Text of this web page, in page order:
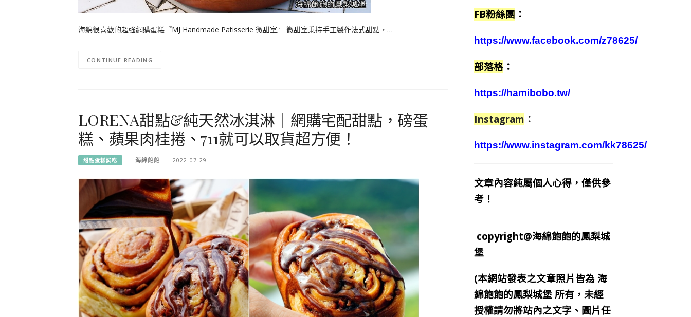
海綿很喜歡的超強網購蛋糕『MJ Handmade Patisserie 微甜室』 微甜室秉持手工製作法式甜點，…
CONTINUE READING
LORENA甜點&純天然冰淇淋｜網購宅配甜點，磅蛋
糕、蘋果肉桂捲、711就可以取貨超方便！
甜點蛋糕試吃 海綿飽飽 2022-07-29
FB粉絲團 ：
https://www.facebook.com/z78625/
部落格 ：
https://hamibobo.tw/
Instagram ：
https://www.instagram.com/kk78625/
文章內容純屬個人心得，僅供參
考！
copyright@海綿飽飽的鳳梨城
堡
(本網站發表之文章照片皆為 海
綿飽飽的鳳梨城堡 所有，未經
授權請勿將站內之文字、圖片任